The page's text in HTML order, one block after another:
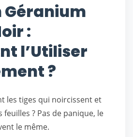
Géranium
:
l’Utiliser
?
les tiges qui noircissent et
feuilles ? Pas de panique, le
le même.